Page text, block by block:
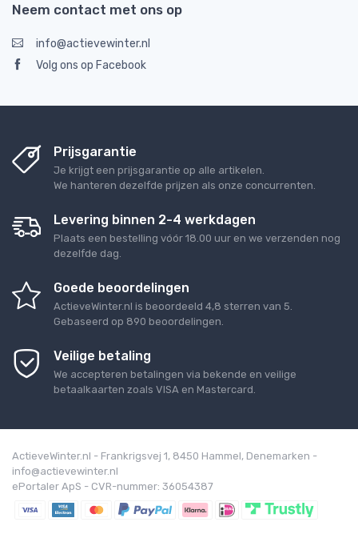
Neem contact met ons op
info@actievewinter.nl
Volg ons op Facebook
Prijsgarantie
Je krijgt een prijsgarantie op alle artikelen.
We hanteren dezelfde prijzen als onze concurrenten.
Levering binnen 2-4 werkdagen
Plaats een bestelling vóór 18.00 uur en we verzenden nog
dezelfde dag.
Goede beoordelingen
ActieveWinter.nl is beoordeeld 4,8 sterren van 5
Gebaseerd op 890 beoordelingen.
Veilige betaling
We accepteren betalingen via bekende en veilige
betaalkaarten zoals VISA en Mastercard.
ActieveWinter.nl - Frankrigsvej 1, 8450 Hammel, Denemarken -
info@actievewinter.nl
ePortaler ApS - CVR-nummer: 36054387